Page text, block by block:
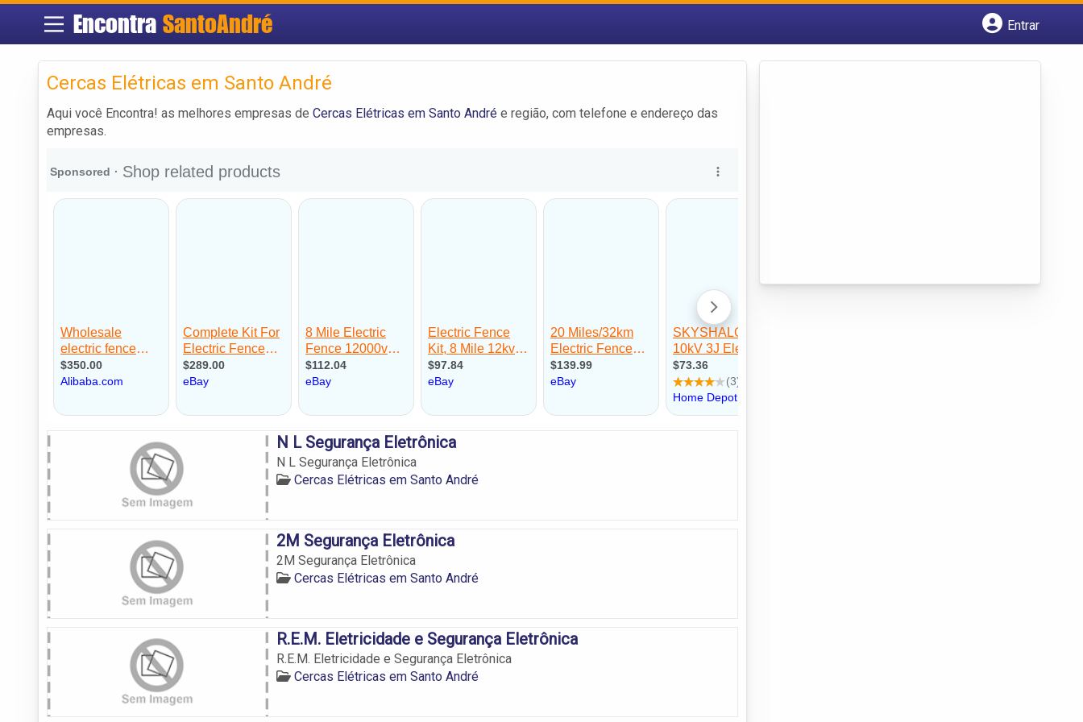
Encontra SantoAndré
Entrar
Cercas Elétricas em Santo André
Aqui você Encontra! as melhores empresas de Cercas Elétricas em Santo André e região, com telefone e endereço das
empresas.
N L Segurança Eletrônica
N L Segurança Eletrônica
Cercas Elétricas em Santo André
2M Segurança Eletrônica
2M Segurança Eletrônica
Cercas Elétricas em Santo André
R.E.M. Eletricidade e Segurança Eletrônica
R.E.M. Eletricidade e Segurança Eletrônica
Cercas Elétricas em Santo André